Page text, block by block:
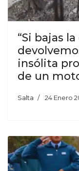
“Si bajas
insólita
de un
Salta 24 Enero